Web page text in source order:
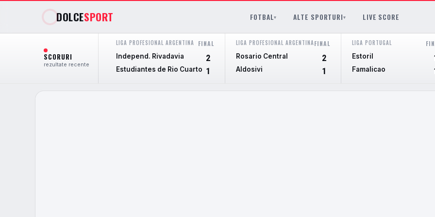
DOLCESPORT FOTBAL▾ ALTE SPORTURI▾ LIVE SCORE
SCORURI
rezultate recente
LIGA PROFESIONAL ARGENTINA FINAL
Independ. Rivadavia 2
Estudiantes de Rio Cuarto 1
LIGA PROFESIONAL ARGENTINAFINAL
Rosario Central 2
Aldosivi 1
LIGA PORTUGAL
Estoril
Famalicao